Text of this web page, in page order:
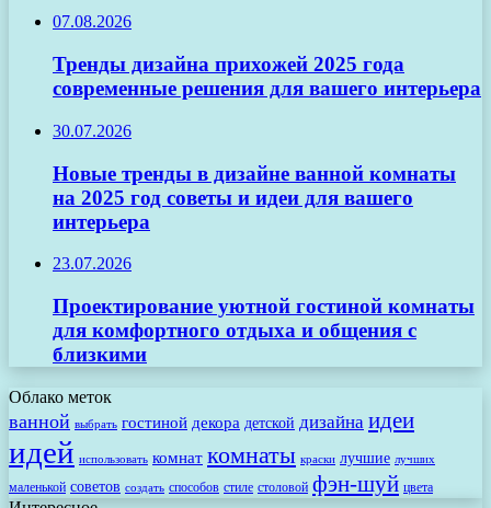
07.08.2026
Тренды дизайна прихожей 2025 года
современные решения для вашего интерьера
30.07.2026
Новые тренды в дизайне ванной комнаты
на 2025 год советы и идеи для вашего
интерьера
23.07.2026
Проектирование уютной гостиной комнаты
для комфортного отдыха и общения с
близкими
Облако меток
ванной выбрать гостиной декора детской дизайна идеи
идей использовать комнат комнаты краски лучшие лучших
маленькой советов создать способов стиле столовой фэн-шуй цвета